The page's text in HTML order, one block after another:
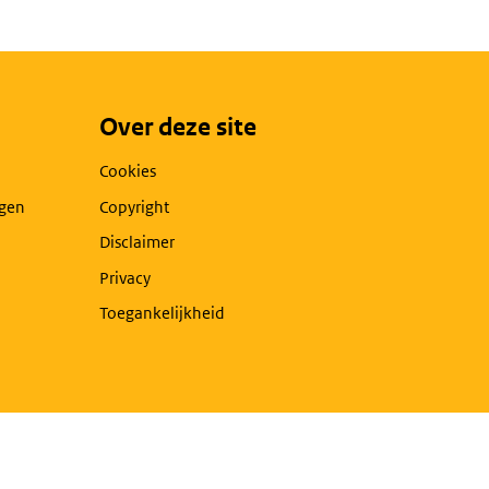
Over deze site
Cookies
Copyright
Disclaimer
Privacy
Toegankelijkheid